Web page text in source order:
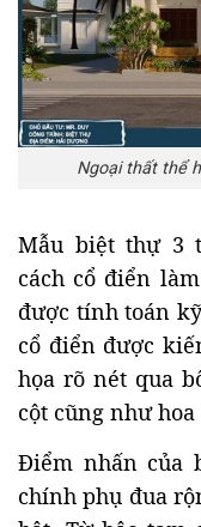
Ngoại thất thể
Mẫu biệt thự 3
cách cổ điển
được tính toán
cổ điển được
họa rõ nét qua
cột cũng như
Điểm nhấn của
chính phụ đua